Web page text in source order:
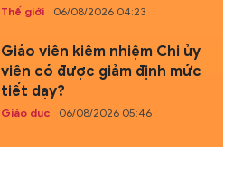
Thế giới 06/08/2026 04:23
Giáo viên kiêm nhiệm Chi ủy
viên có được giảm định mức
tiết dạy?
Giáo dục 06/08/2026 05:46